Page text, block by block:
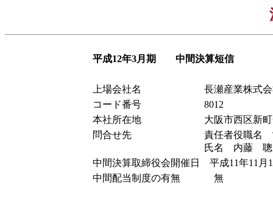
平成12年3月期 中間決算短信
上場会社名
長瀬産業株式
コード番号
8012
本社所在地
大阪市西区新
問合せ先
責任者役職名
氏名 内藤 聰
中間決算取締役会開催日 平成11年11月
中間配当制度の有無
無